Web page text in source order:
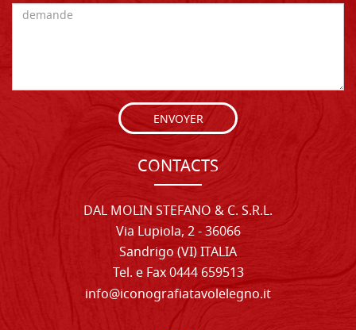
ENVOYER
CONTACTS
DAL MOLIN STEFANO & C. S.R.L.
Via Lupiola, 2 - 36066
Sandrigo (VI) ITALIA
Tel. e Fax 0444 659513
info@iconografiatavolelegno.it